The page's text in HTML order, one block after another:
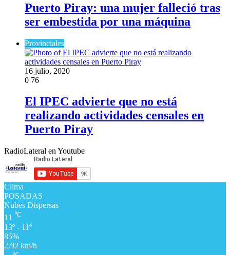
Puerto Piray: una mujer falleció tras
ser embestida por una máquina
Provinciales
16 julio, 2020
0 76
El IPEC advierte que no está
realizando actividades censales en
Puerto Piray
RadioLateral en Youtube
Clima
POSADAS
Nubes Dispersas
11 ℃
13º - 11º
85%
2.92 km/h